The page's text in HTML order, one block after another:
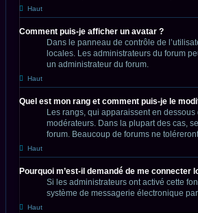
Haut
Comment puis-je afficher un avatar ?
Dans le panneau de contrôle de
locales. Les administrateurs du forum
un administrateur du forum.
Haut
Quel est mon rang et comment puis-je le
Les rangs, qui apparaissent en
modérateurs. Dans la plupart des cas,
forum. Beaucoup de forums ne
Haut
Pourquoi m’est-il demandé de me connecter
Si les administrateurs ont activé cette
système de messagerie électronique
Haut